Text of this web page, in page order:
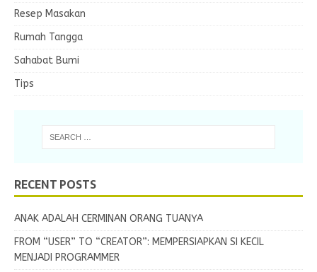
Resep Masakan
Rumah Tangga
Sahabat Bumi
Tips
RECENT POSTS
ANAK ADALAH CERMINAN ORANG TUANYA
FROM “USER” TO “CREATOR”: MEMPERSIAPKAN SI KECIL
MENJADI PROGRAMMER